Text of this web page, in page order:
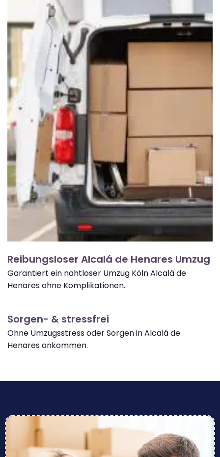
Reibungsloser Alcalá de Henares Umzug
Garantiert ein nahtloser Umzug Köln Alcalá de
Henares ohne Komplikationen.
Sorgen- & stressfrei
Ohne Umzugsstress oder Sorgen in Alcalá de
Henares ankommen.